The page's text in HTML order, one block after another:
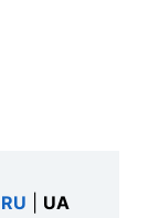
RU UA